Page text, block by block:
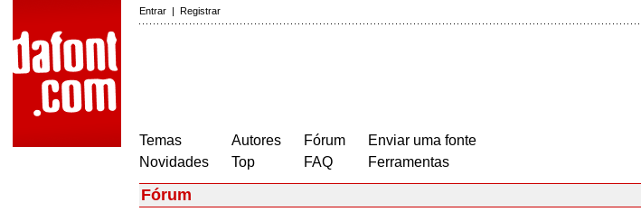
Entrar | Registrar
Temas
Novidades
Autores
Top
Fórum
FAQ
Enviar uma fonte
Ferramentas
Fórum